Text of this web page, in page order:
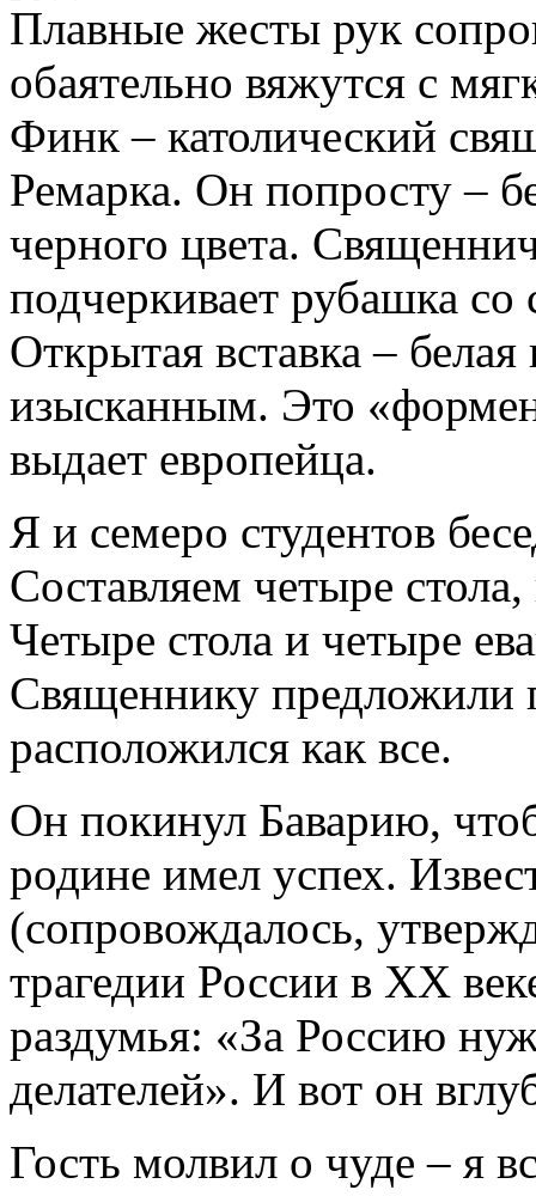
Плавные жесты рук
обаятельно вяжутся с
Финк – католический
Ремарка. Он попросту –
черного цвета.
подчеркивает рубашка
Открытая вставка –
изысканным. Это
выдает европейца.
Я и семеро студентов
Составляем четыре
Четыре стола и четыре
Священнику предложили
расположился как все.
Он покинул Баварию,
родине имел успех.
(сопровождалось,
трагедии России в XX
раздумья: «За Россию
делателей». И вот он
Гость молвил о чуде – я